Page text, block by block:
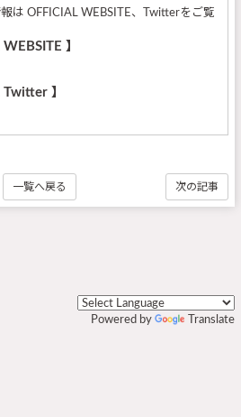
は OFFICIAL WEBSITE、Twitterをご覧
】
Twitter 】
次の記事
一覧へ戻る
Powered by Translate